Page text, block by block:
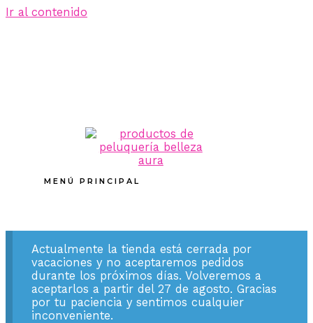
Ir al contenido
MENÚ PRINCIPAL
Actualmente la tienda está cerrada por
vacaciones y no aceptaremos pedidos
durante los próximos días. Volveremos a
aceptarlos a partir del 27 de agosto. Gracias
por tu paciencia y sentimos cualquier
inconveniente.